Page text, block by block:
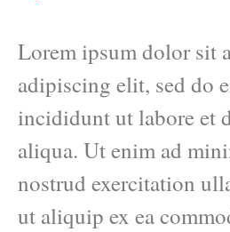
Lorem ipsum dolor sit
adipiscing elit, sed do
incididunt ut labore et
aliqua. Ut enim ad
nostrud exercitation
ut aliquip ex ea